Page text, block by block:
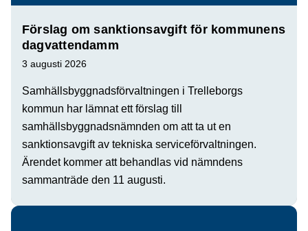
Förslag om sanktionsavgift för kommunens
dagvattendamm
3 augusti 2026
Samhällsbyggnadsförvaltningen i Trelleborgs
kommun har lämnat ett förslag till
samhällsbyggnadsnämnden om att ta ut en
sanktionsavgift av tekniska serviceförvaltningen.
Ärendet kommer att behandlas vid nämndens
sammanträde den 11 augusti.